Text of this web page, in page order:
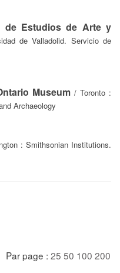
de Estudios de Arte y
de Valladolid. Servicio de
Museum/ Toronto :
Archaeology
: Smithsonian Institutions.
Par page : 25 50 100 200